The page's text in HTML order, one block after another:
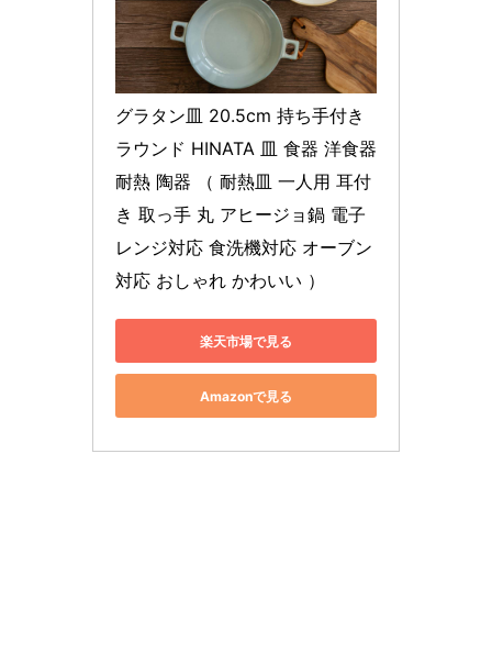
グラタン皿 20.5cm 持ち手付き
ラウンド HINATA 皿 食器 洋食器
耐熱 陶器 （ 耐熱皿 一人用 耳付
き 取っ手 丸 アヒージョ鍋 電子
レンジ対応 食洗機対応 オーブン
対応 おしゃれ かわいい ）
楽天市場で見る
Amazonで見る